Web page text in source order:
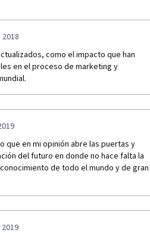
como el impacto que han
en el proceso de marketing y
que en mi opinión abre las puertas y
del futuro en donde no hace falta la
de todo el mundo y de gran